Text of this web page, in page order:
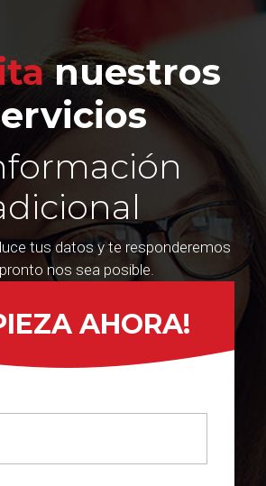
nuestros
tus datos y te responderemos
nos sea posible.
AHORA!